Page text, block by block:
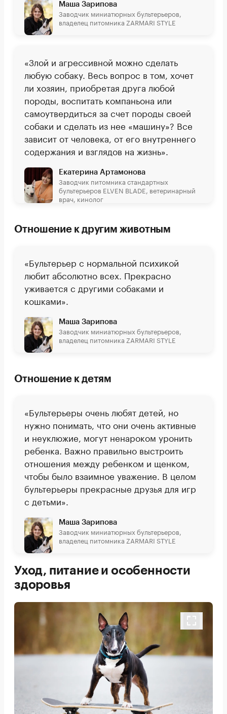
Маша Зарипова
Заводчик миниатюрных бультерьеров,
владелец питомника ZARMARI STYLE
«Злой и агрессивной можно сделать
любую собаку. Весь вопрос в том, хочет
ли хозяин, приобретая друга любой
породы, воспитать компаньона или
самоутвердиться за счет породы своей
собаки и сделать из нее «машину»? Все
зависит от человека, от его внутреннего
содержания и взглядов на жизнь».
Екатерина Артамонова
Заводчик питомника стандартных
бультерьеров ELVEN BLADE, ветеринарный
врач, кинолог
Отношение к другим животным
«Бультерьер с нормальной психикой
любит абсолютно всех. Прекрасно
уживается с другими собаками и
кошками».
Маша Зарипова
Заводчик миниатюрных бультерьеров,
владелец питомника ZARMARI STYLE
Отношение к детям
«Бультерьеры очень любят детей, но
нужно понимать, что они очень активные
и неуклюжие, могут ненароком уронить
ребенка. Важно правильно выстроить
отношения между ребенком и щенком,
чтобы было взаимное уважение. В целом
бультерьеры прекрасные друзья для игр
с детьми».
Маша Зарипова
Заводчик миниатюрных бультерьеров,
владелец питомника ZARMARI STYLE
Уход, питание и особенности
здоровья